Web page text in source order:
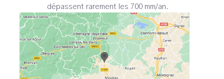
dépassent rarement les 700 mm/an.